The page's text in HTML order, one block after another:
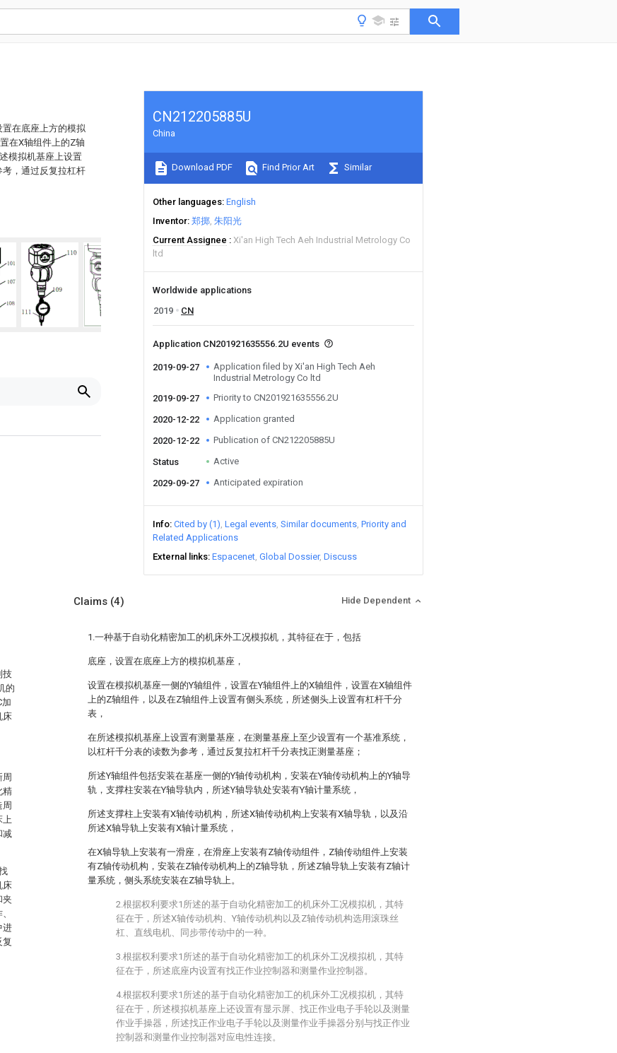
在底座上方的模拟
在X轴组件上的Z轴
模拟机基座上设置
，通过反复拉杠杆
CN212205885U
China
Download PDF Find Prior Art Similar
Other languages English
Inventor 郑掷 朱阳光
Current Assignee
Xi'an High Tech Aeh Industrial Metrology Co
ltd
Worldwide applications
2019
CN
Application CN201921635556.2U events
2019-09-27
Application filed by Xi'an High Tech Aeh
Industrial Metrology Co ltd
2019-09-27
Priority to CN201921635556.2U
2020-12-22 Application granted
2020-12-22 Publication of CN212205885U
Status Active
2029-09-27 Anticipated expiration
Info Cited by (1) Legal events Similar documents Priority and
Related Applications
External links Espacenet Global Dossier Discuss
技
的
床
精
上
减
床
夹
进
复
Claims (4) Hide Dependent
1.一种基于自动化精密加工的机床外工况模拟机，其特征在于，包括
底座，设置在底座上方的模拟机基座，
设置在模拟机基座一侧的Y轴组件，设置在Y轴组件上的X轴组件，设置在X轴组件
上的Z轴组件，以及在Z轴组件上设置有侧头系统，所述侧头上设置有杠杆千分
表，
在所述模拟机基座上设置有测量基座，在测量基座上至少设置有一个基准系统，
以杠杆千分表的读数为参考，通过反复拉杠杆千分表找正测量基座；
所述Y轴组件包括安装在基座一侧的Y轴传动机构，安装在Y轴传动机构上的Y轴导
轨，支撑柱安装在Y轴导轨内，所述Y轴导轨处安装有Y轴计量系统，
所述支撑柱上安装有X轴传动机构，所述X轴传动机构上安装有X轴导轨，以及沿
所述X轴导轨上安装有X轴计量系统，
在X轴导轨上安装有一滑座，在滑座上安装有Z轴传动组件，Z轴传动组件上安装
有Z轴传动机构，安装在Z轴传动机构上的Z轴导轨，所述Z轴导轨上安装有Z轴计
量系统，侧头系统安装在Z轴导轨上。
2.根据权利要求1所述的基于自动化精密加工的机床外工况模拟机，其特
征在于，所述X轴传动机构、Y轴传动机构以及Z轴传动机构选用滚珠丝
杠、直线电机、同步带传动中的一种。
3.根据权利要求1所述的基于自动化精密加工的机床外工况模拟机，其特
征在于，所述底座内设置有找正作业控制器和测量作业控制器。
4.根据权利要求1所述的基于自动化精密加工的机床外工况模拟机，其特
征在于，所述模拟机基座上还设置有显示屏、找正作业电子手轮以及测量
作业手操器，所述找正作业电子手轮以及测量作业手操器分别与找正作业
控制器和测量作业控制器对应电性连接。